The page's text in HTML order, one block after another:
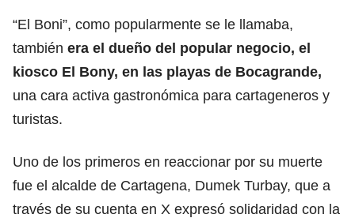
“El Boni”, como popularmente se le llamaba,
también era el dueño del popular negocio, el
kiosco El Bony, en las playas de Bocagrande,
una cara activa gastronómica para cartageneros y
turistas.
Uno de los primeros en reaccionar por su muerte
fue el alcalde de Cartagena, Dumek Turbay, que a
través de su cuenta en X expresó solidaridad con la